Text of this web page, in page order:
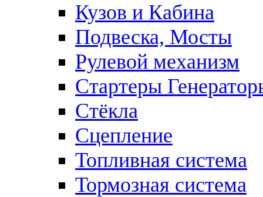
Кузов и Кабина
Подвеска, Мосты
Рулевой механизм
Стартеры
Стёкла
Сцепление
Топливная система
Тормозная система